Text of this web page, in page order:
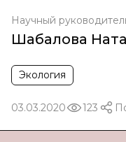
Научный
Шабалова
Экология
03.03.2020 123